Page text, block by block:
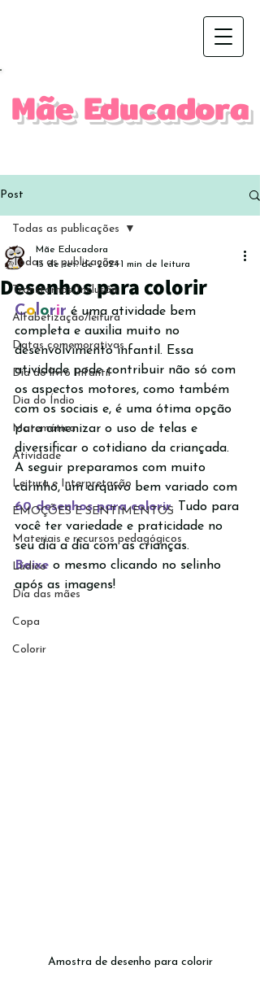
Mãe Educadora
Post
Todas as publicações
Transtornos/Inclusão
Alfabetização/leitura
Datas comemorativas
Dia do livro Infantil
Dia do Índio
Matemática
Atividade
Leitura e Interpretação
EMOÇÕES E SENTIMENTOS
Materiais e recursos pedagógicos
Lúdico
Dia das mães
Copa
Colorir
Todas as publicações
Desenhos para colorir
Mãe Educadora
13 de set. de 2024 1 min de leitura
Colorir é uma atividade bem
completa e auxilia muito no
desenvolvimento infantil. Essa
atividade pode contribuir não só com
os aspectos motores, como também
com os sociais e, é uma ótima opção
para amenizar o uso de telas e
diversificar o cotidiano da criançada.
A seguir preparamos com muito
carinho, um arquivo bem variado com
60 desenhos para colorir. Tudo para
você ter variedade e praticidade no
seu dia a dia com as crianças.
Baixe o mesmo clicando no selinho
após as imagens!
Amostra de desenho para colorir